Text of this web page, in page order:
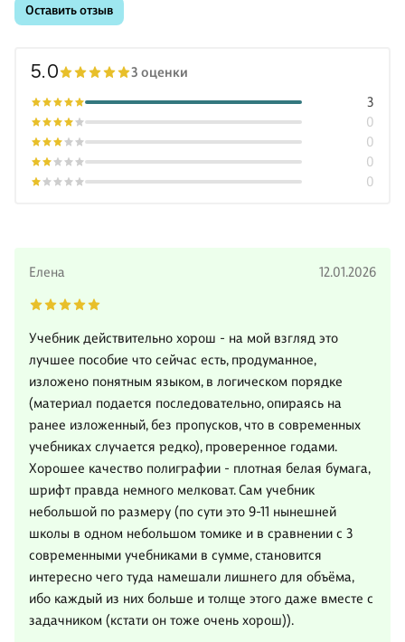
Оставить отзыв
5.0 3 оценки
0
0
0
0
3
Елена 12.01.2026
Учебник действительно хорош - на мой взгляд это
лучшее пособие что сейчас есть, продуманное,
изложено понятным языком, в логическом порядке
(материал подается последовательно, опираясь на
ранее изложенный, без пропусков, что в современных
учебниках случается редко), проверенное годами.
Хорошее качество полиграфии - плотная белая бумага,
шрифт правда немного мелковат. Сам учебник
небольшой по размеру (по сути это 9-11 нынешней
школы в одном небольшом томике и в сравнении с 3
современными учебниками в сумме, становится
интересно чего туда намешали лишнего для объёма,
ибо каждый из них больше и толще этого даже вместе с
задачником (кстати он тоже очень хорош)).